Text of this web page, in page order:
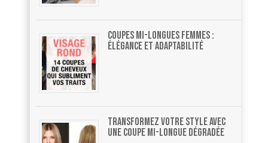
Coupes mi-longues femmes :
élégance et adaptabilité
Transformez votre style avec
une coupe mi-longue dégradée